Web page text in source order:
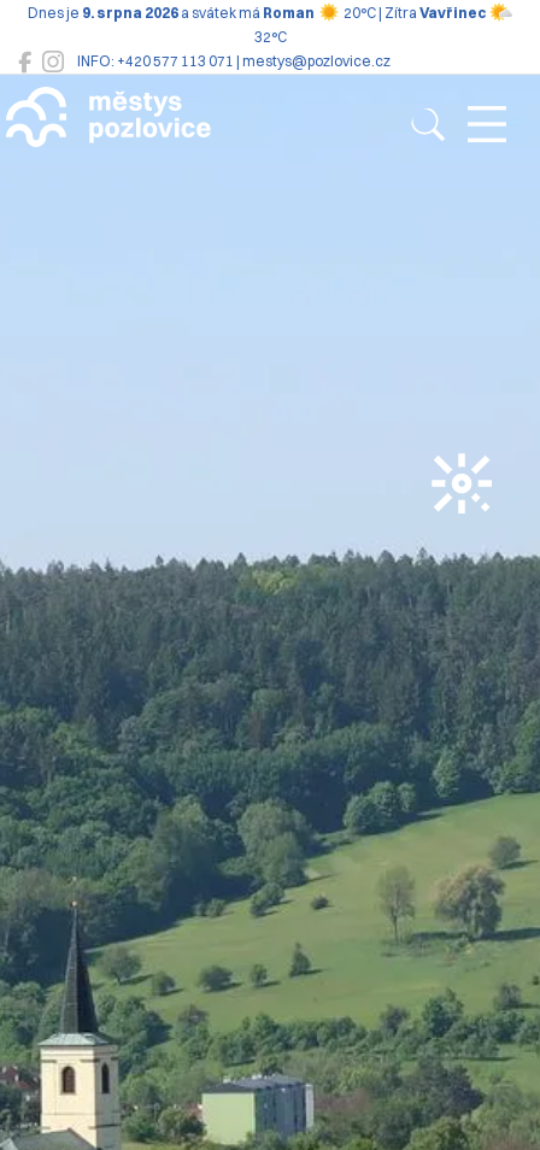
INFO: +420 577 113 071 | mestys@pozlovice.cz
Dnes je 9. srpna 2026 a svátek má Roman 20°C | Zítra Vavřinec
32°C
Pozlovice